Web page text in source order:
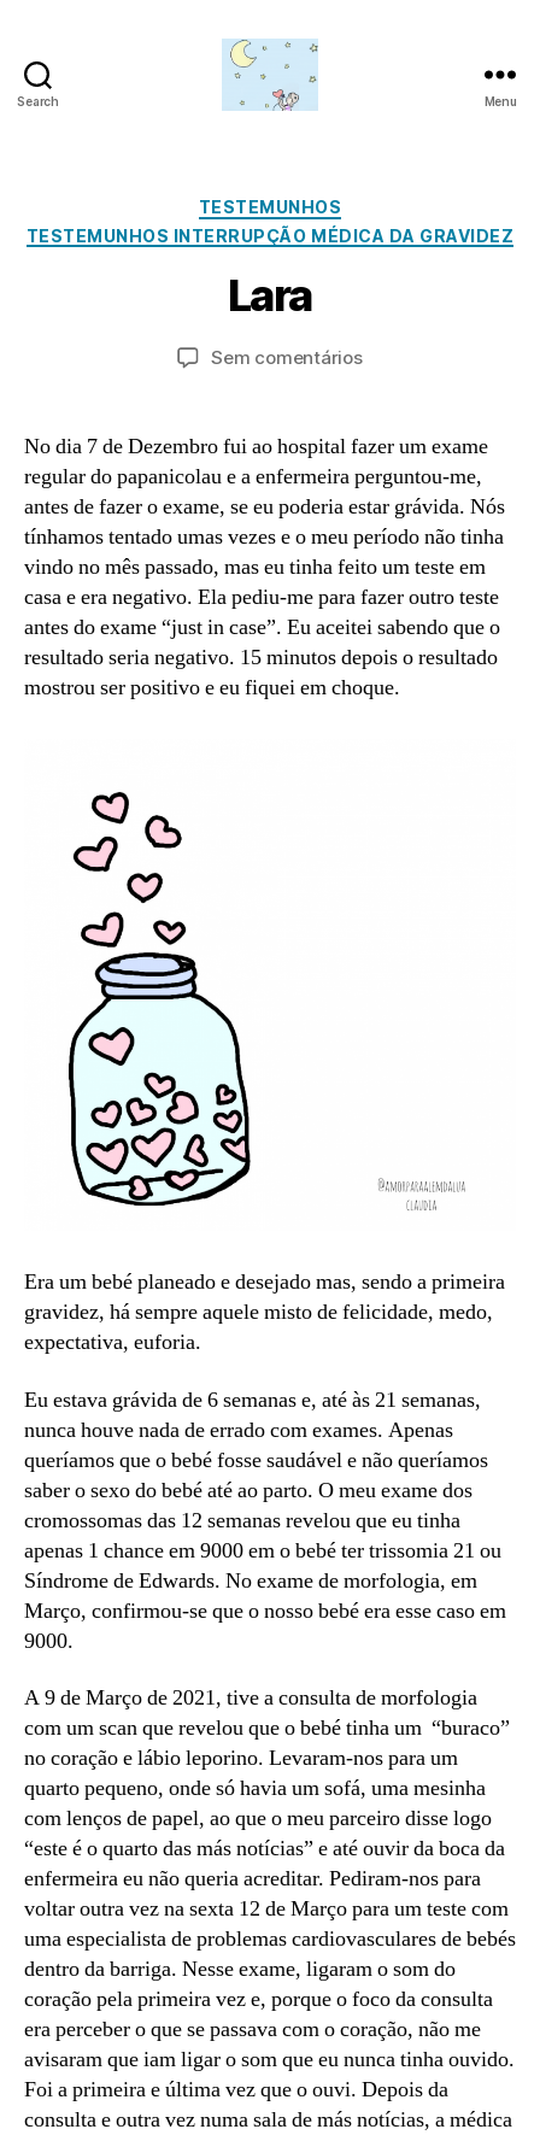
Search
da
lua
Menu
Categorias
TESTEMUNHOS
TESTEMUNHOS INTERRUPÇÃO MÉDICA DA GRAVIDEZ
Lara
Autor
d
Data
e
t
e
o
2
0
2
2
Sem comentáriosem
No dia 7 de Dezembro fui ao hospital fazer um exame
regular do papanicolau e a enfermeira perguntou-me,
antes de fazer o exame, se eu poderia estar grávida. Nós
tínhamos tentado umas vezes e o meu período não tinha
vindo no mês passado, mas eu tinha feito um teste em
casa e era negativo. Ela pediu-me para fazer outro teste
antes do exame “just in case”. Eu aceitei sabendo que o
resultado seria negativo. 15 minutos depois o resultado
mostrou ser positivo e eu fiquei em choque.
Era um bebé planeado e desejado mas, sendo a primeira
gravidez, há sempre aquele misto de felicidade, medo,
expectativa, euforia.
Eu estava grávida de 6 semanas e, até às 21 semanas,
nunca houve nada de errado com exames. Apenas
queríamos que o bebé fosse saudável e não queríamos
saber o sexo do bebé até ao parto. O meu exame dos
cromossomas das 12 semanas revelou que eu tinha
apenas 1 chance em 9000 em o bebé ter trissomia 21 ou
Síndrome de Edwards. No exame de morfologia, em
Março, confirmou-se que o nosso bebé era esse caso em
9000.
A 9 de Março de 2021, tive a consulta de morfologia
com um scan que revelou que o bebé tinha um “buraco”
no coração e lábio leporino. Levaram-nos para um
quarto pequeno, onde só havia um sofá, uma mesinha
com lenços de papel, ao que o meu parceiro disse logo
“este é o quarto das más notícias” e até ouvir da boca da
enfermeira eu não queria acreditar. Pediram-nos para
voltar outra vez na sexta 12 de Março para um teste com
uma especialista de problemas cardiovasculares de bebés
dentro da barriga. Nesse exame, ligaram o som do
coração pela primeira vez e, porque o foco da consulta
era perceber o que se passava com o coração, não me
avisaram que iam ligar o som que eu nunca tinha ouvido.
Foi a primeira e última vez que o ouvi. Depois da
consulta e outra vez numa sala de más notícias, a médica